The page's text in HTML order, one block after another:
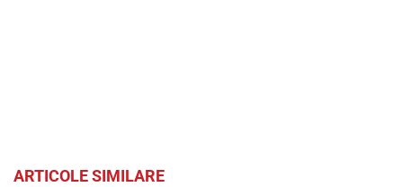
ARTICOLE SIMILARE